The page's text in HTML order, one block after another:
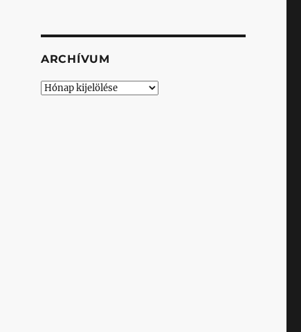
ARCHÍVUM
Archívum